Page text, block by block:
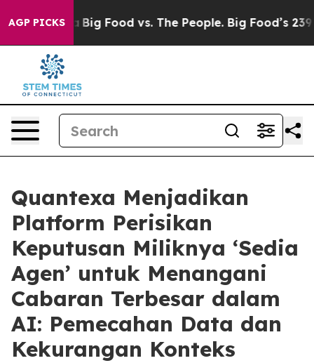
AGP PICKS
Big Food vs. The People. Big Food’s 239
Quantexa Menjadikan
Platform Perisikan
Keputusan Miliknya ‘Sedia
Agen’ untuk Menangani
Cabaran Terbesar dalam
AI: Pemecahan Data dan
Kekurangan Konteks